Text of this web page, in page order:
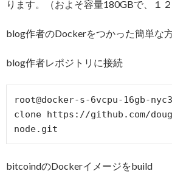
ります。（およそ容量180GBで、１
blog作者のDockerをつかった簡単な
blog作者レポジトリに接続
root@docker-s-6vcpu-16gb-
clone https://github.com/
bitcoindのDockerイメージをbuild